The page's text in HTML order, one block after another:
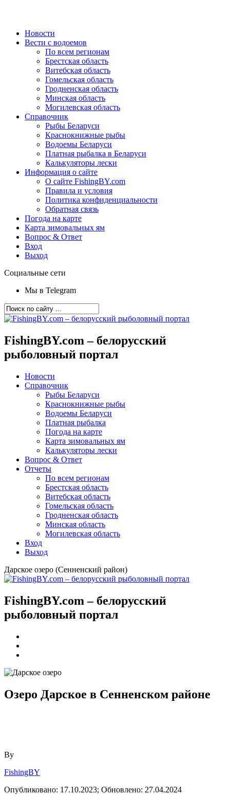
Новости
Вести с водоемов
По всем регионам
Брестская область
Витебская область
Гомельская область
Гродненская область
Минская область
Могилевская область
Справочник
Рыбы Беларуси
Краснокнижные рыбы
Водоемы Беларуси
Платная рыбалка в Беларуси
Калькуляторы лески
Информация о сайте
О сайте FishingBY.com
Правила и условия
Политика конфиденциальности
Обратная связь
Погода на карте
Карта зимовальных ям
Вопрос & Ответ
Вход
Выход
Социальные сети
Мы в Telegram
FishingBY.com – белорусский
рыболовный портал
Новости
Справочник
Рыбы Беларуси
Краснокнижные рыбы
Водоемы Беларуси
Платная рыбалка
Погода на карте
Карта зимовальных ям
Калькуляторы лески
Вопрос & Ответ
Отчеты
По всем регионам
Брестская область
Витебская область
Гомельская область
Гродненская область
Минская область
Могилевская область
Вход
Выход
Дарское озеро (Сенненский район)
FishingBY.com – белорусский
рыболовный портал
Озеро Дарское в Сенненском районе
By
FishingBY
Опубликовано: 17.10.2023; Обновлено: 27.04.2024